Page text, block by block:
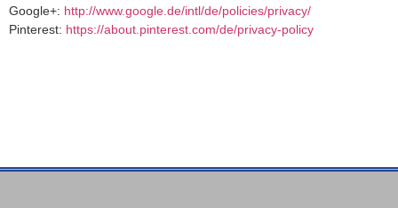
Google+: http://www.google.de/intl/de/policies/privacy/
Pinterest: https://about.pinterest.com/de/privacy-policy